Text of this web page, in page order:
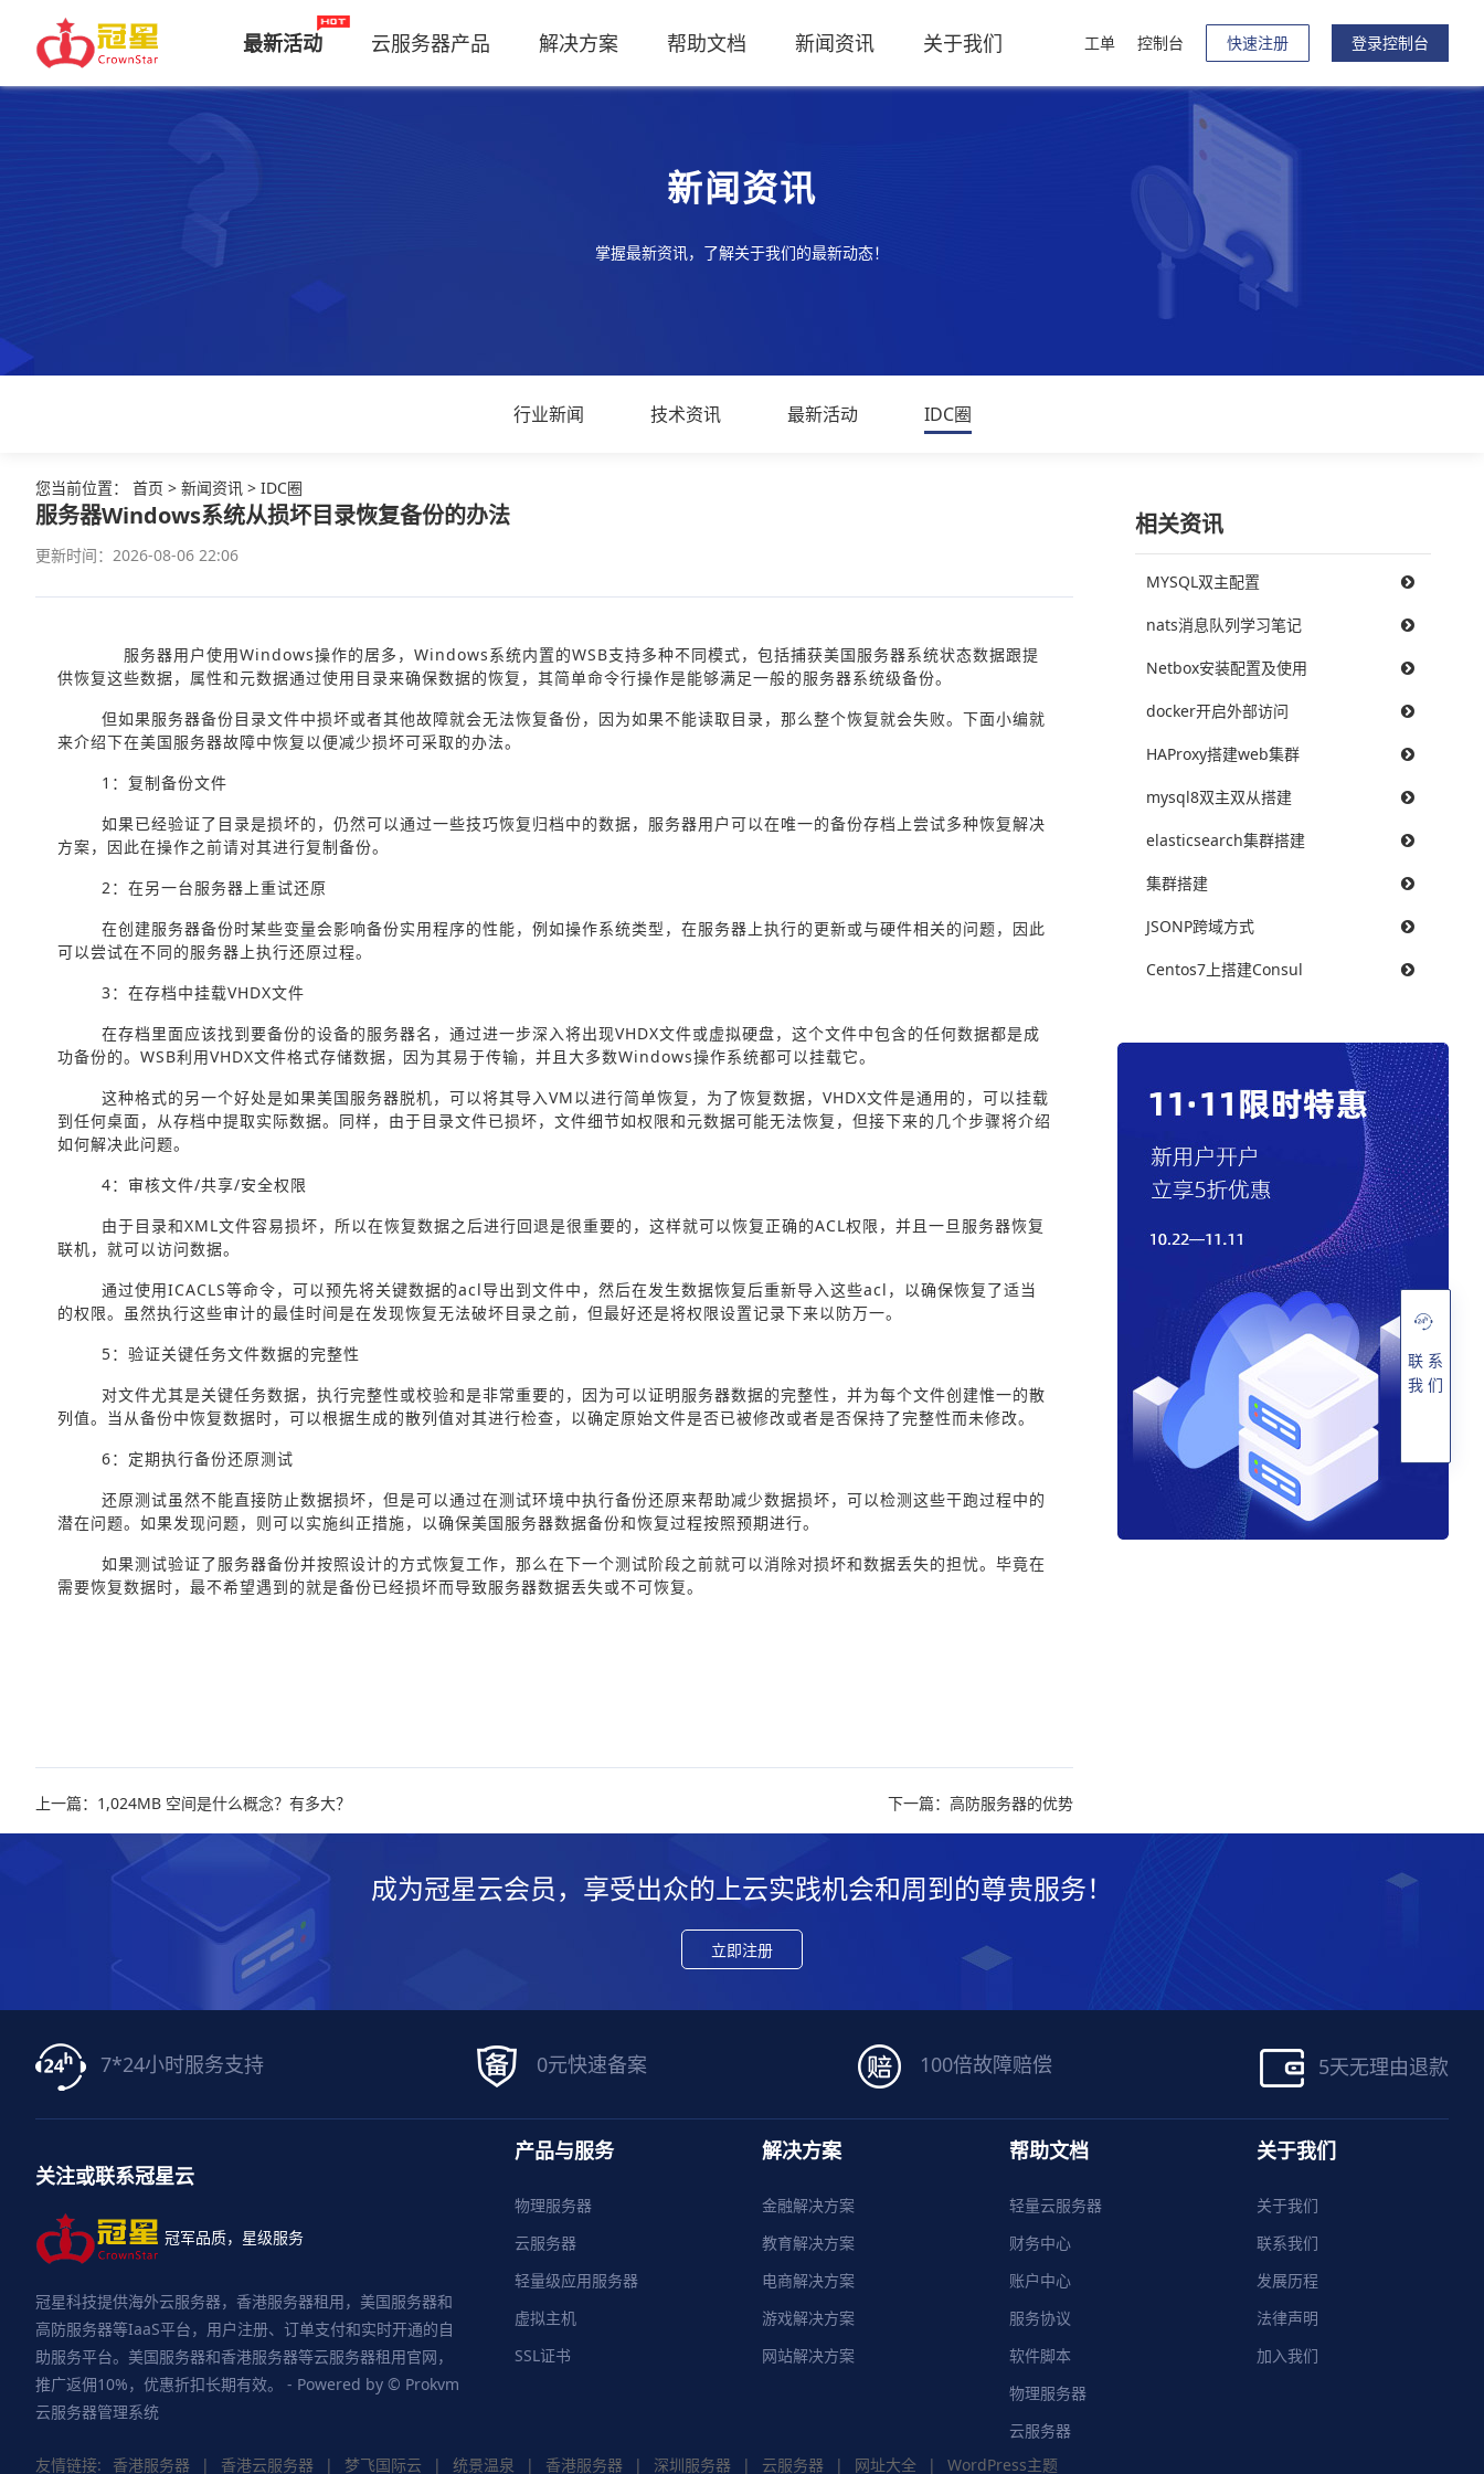
最新活动 云服务器产品 解决方案 帮助文档 新闻资讯 关于我们 工单 控制台 快速注册 登录控制台
新闻资讯
掌握最新资讯，了解关于我们的最新动态！
行业新闻 技术资讯 最新活动 IDC圈
您当前位置： 首页 > 新闻资讯 > IDC圈
服务器Windows系统从损坏目录恢复备份的办法
更新时间：2026-08-06 22:06
服务器用户使用Windows操作的居多，Windows系统内置的WSB支持多种不同模式，包括捕获美国服务器系统状态数据跟提
供恢复这些数据，属性和元数据通过使用目录来确保数据的恢复，其简单命令行操作是能够满足一般的服务器系统级备份。
但如果服务器备份目录文件中损坏或者其他故障就会无法恢复备份，因为如果不能读取目录，那么整个恢复就会失败。下面小编就
来介绍下在美国服务器故障中恢复以便减少损坏可采取的办法。
1：复制备份文件
如果已经验证了目录是损坏的，仍然可以通过一些技巧恢复归档中的数据，服务器用户可以在唯一的备份存档上尝试多种恢复解决
方案，因此在操作之前请对其进行复制备份。
2：在另一台服务器上重试还原
在创建服务器备份时某些变量会影响备份实用程序的性能，例如操作系统类型，在服务器上执行的更新或与硬件相关的问题，因此
可以尝试在不同的服务器上执行还原过程。
3：在存档中挂载VHDX文件
在存档里面应该找到要备份的设备的服务器名，通过进一步深入将出现VHDX文件或虚拟硬盘，这个文件中包含的任何数据都是成
功备份的。WSB利用VHDX文件格式存储数据，因为其易于传输，并且大多数Windows操作系统都可以挂载它。
这种格式的另一个好处是如果美国服务器脱机，可以将其导入VM以进行简单恢复，为了恢复数据，VHDX文件是通用的，可以挂载
到任何桌面，从存档中提取实际数据。同样，由于目录文件已损坏，文件细节如权限和元数据可能无法恢复，但接下来的几个步骤将介绍
如何解决此问题。
4：审核文件/共享/安全权限
由于目录和XML文件容易损坏，所以在恢复数据之后进行回退是很重要的，这样就可以恢复正确的ACL权限，并且一旦服务器恢复
联机，就可以访问数据。
通过使用ICACLS等命令，可以预先将关键数据的acl导出到文件中，然后在发生数据恢复后重新导入这些acl，以确保恢复了适当
的权限。虽然执行这些审计的最佳时间是在发现恢复无法破坏目录之前，但最好还是将权限设置记录下来以防万一。
5：验证关键任务文件数据的完整性
对文件尤其是关键任务数据，执行完整性或校验和是非常重要的，因为可以证明服务器数据的完整性，并为每个文件创建惟一的散
列值。当从备份中恢复数据时，可以根据生成的散列值对其进行检查，以确定原始文件是否已被修改或者是否保持了完整性而未修改。
6：定期执行备份还原测试
还原测试虽然不能直接防止数据损坏，但是可以通过在测试环境中执行备份还原来帮助减少数据损坏，可以检测这些干跑过程中的
潜在问题。如果发现问题，则可以实施纠正措施，以确保美国服务器数据备份和恢复过程按照预期进行。
如果测试验证了服务器备份并按照设计的方式恢复工作，那么在下一个测试阶段之前就可以消除对损坏和数据丢失的担忧。毕竟在
需要恢复数据时，最不希望遇到的就是备份已经损坏而导致服务器数据丢失或不可恢复。
上一篇：1,024MB 空间是什么概念？有多大？ 下一篇：高防服务器的优势
相关资讯
MYSQL双主配置
nats消息队列学习笔记
Netbox安装配置及使用
docker开启外部访问
HAProxy搭建web集群
mysql8双主双从搭建
elasticsearch集群搭建
集群搭建
JSONP跨域方式
Centos7上搭建Consul
成为冠星云会员，享受出众的上云实践机会和周到的尊贵服务！
立即注册
7*24小时服务支持 0元快速备案 100倍故障赔偿 5天无理由退款
关注或联系冠星云
冠军品质，星级服务
冠星科技提供海外云服务器，香港服务器租用，美国服务器和
高防服务器等IaaS平台，用户注册、订单支付和实时开通的自
助服务平台。美国服务器和香港服务器等云服务器租用官网，
推广返佣10%，优惠折扣长期有效。 - Powered by © Prokvm
云服务器管理系统
产品与服务
物理服务器
云服务器
轻量级应用服务器
虚拟主机
SSL证书
解决方案
金融解决方案
教育解决方案
电商解决方案
游戏解决方案
网站解决方案
帮助文档
轻量云服务器
财务中心
账户中心
服务协议
软件脚本
物理服务器
云服务器
关于我们
关于我们
联系我们
发展历程
法律声明
加入我们
友情链接: 香港服务器 | 香港云服务器 | 梦飞国际云 | 统景温泉 | 香港服务器 | 深圳服务器 | 云服务器 | 网址大全 | WordPress主题
联 系
我 们